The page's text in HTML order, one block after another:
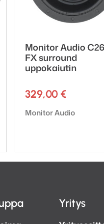
Monitor Audio
FX surround
uppokaiutin
329,00 €
Tuotemerkki:
Monitor Audio
Yritys